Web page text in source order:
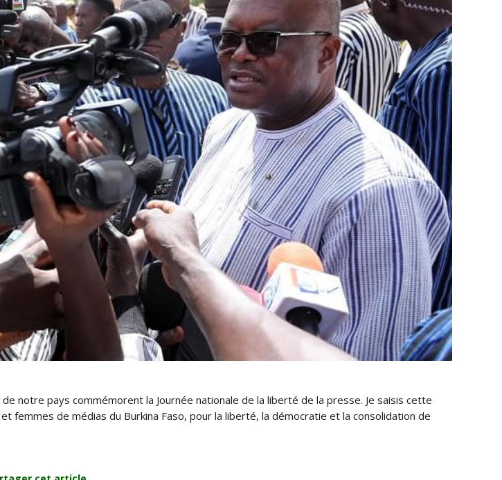
notre pays commémorent la Journée nationale de la liberté de la presse. Je saisis cette
femmes de médias du Burkina Faso, pour la liberté, la démocratie et la consolidation de